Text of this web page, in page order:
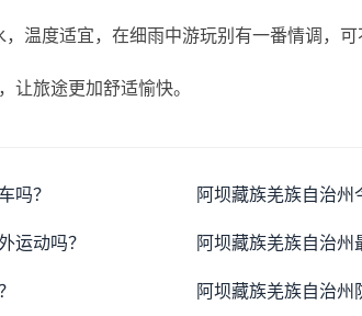
温度适宜，在细雨中游玩别有一番情调，
让旅途更加舒适愉快。
吗？ 阿坝藏族羌族自治州
运动吗？ 阿坝藏族羌族自治州
阿坝藏族羌族自治州